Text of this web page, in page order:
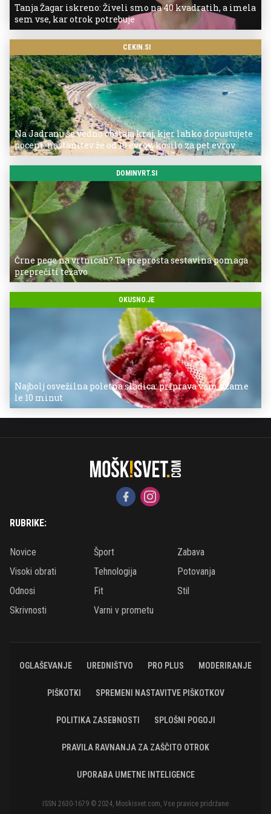
Tanja Žagar iskreno: Živeli smo na 40 kvadratih, a imela
sem vse, kar otrok potrebuje
CEKIN.SI
Na Jadranu še vedno obstaja kraj, kjer lahko dopustujete
poceni: nastanitev že od 10 evrov, kosilo za pet evrov
DOMINVRT.SI
Črne pege na vrtnicah? Ta preprosta sestavina pomaga
preprečiti težavo
OKUSNO.JE
Najbolj osvežilna poletna sladica: priprava vam vzame
le 10 minut
RUBRIKE:
Novice Šport
Zabava
Visoki obrati
Tehnologija
Potovanja
Odnosi
Fit
Stil
Skrivnosti
Varni v prometu
OGLAŠEVANJE UREDNIŠTVO PRO PLUS MODERIRANJE
PIŠKOTKI SPREMENI NASTAVITVE PIŠKOTKOV
POLITIKA ZASEBNOSTI SPLOŠNI POGOJI
PRAVILA RAVNANJA ZA ZAŠČITO OTROK
UPORABA UMETNE INTELIGENCE
ISSN 2630-1679 © 2024, Moskisvet.com, Vse pravice pridržane